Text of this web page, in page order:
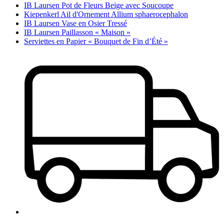
IB Laursen Pot de Fleurs Beige avec Soucoupe
Kiepenkerl Ail d'Ornement Allium sphaerocephalon
IB Laursen Vase en Osier Tressé
IB Laursen Paillasson « Maison »
Serviettes en Papier « Bouquet de Fin d’Été »